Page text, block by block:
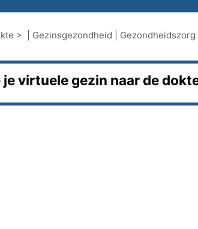
> | Gezinsgezondheid Gezondheidszorg
je virtuele gezin naar de